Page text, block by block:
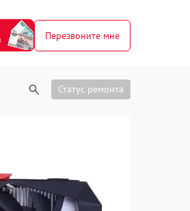
Перезвоните мне
Статус ремонта